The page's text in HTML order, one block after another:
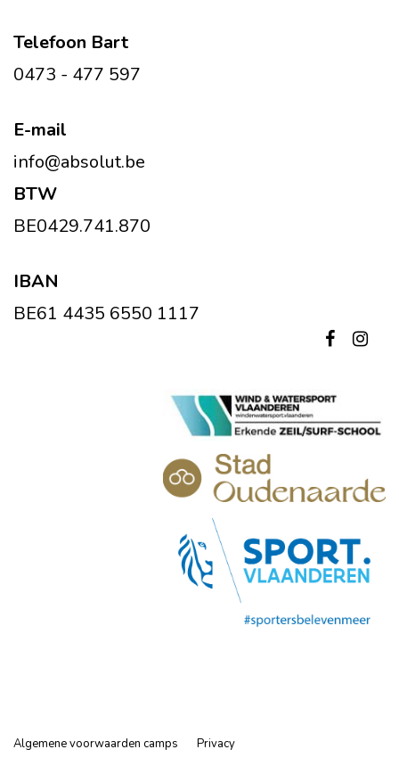
Telefoon Bart
0473 - 477 597
E-mail
info@absolut.be
BTW
BE0429.741.870
IBAN
BE61 4435 6550 1117
Algemene voorwaarden camps Privacy